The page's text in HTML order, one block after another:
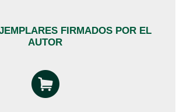
FIRMADOS POR EL
AUTOR